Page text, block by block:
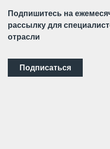
Подпишитесь на
рассылку для
отрасли
Подписаться